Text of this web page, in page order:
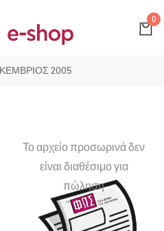
0
2005
Το αρχείο προσωρινά δεν
είναι διαθέσιμο για
πώληση